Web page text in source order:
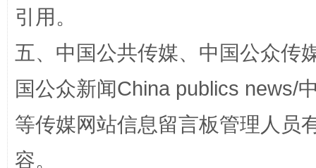
引用。
五、中国公共传媒、中国公众传
国公众新闻China publics news/
等传媒网站信息留言板管理人员
容。